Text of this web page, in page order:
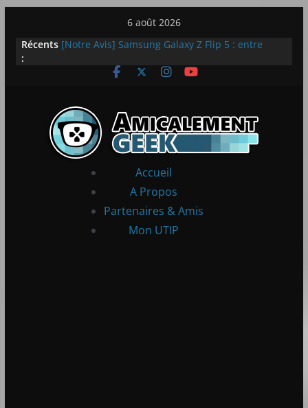
contenu
6 août 2026
Récents
:
[Notre Avis] Samsung Galaxy Z Flip 5 : entre
[PS5] New World Aeternum [Notre Avis]
LEGO dévoile la LEGO Technic McLaren P1
Accueil
A Propos
Partenaires & Amis
Mon UTIP